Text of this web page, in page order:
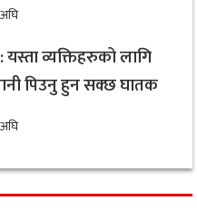
व्यक्तिहरुको लागि
पिउनु हुन सक्छ घातक